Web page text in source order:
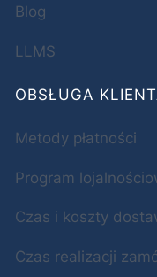
Blog
LLMS
OBSŁUGA
Metody płatności
Program
Czas i koszty
Czas realizacji